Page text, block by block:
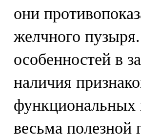
они
желчного
особенностей в
наличия
функциональных
весьма полезной